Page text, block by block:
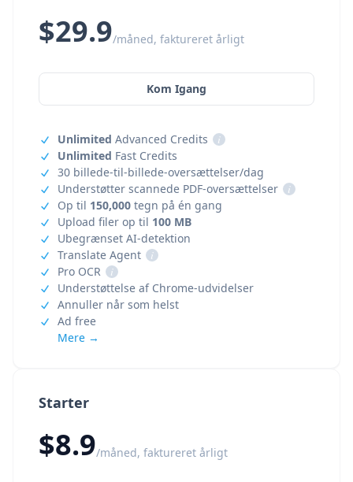
Starter
$8.9/måned, faktureret årligt
$29.9/måned, faktureret årligt
Kom Igang
Unlimited Advanced Credits
i
Unlimited Fast Credits
30 billede-til-billede-oversættelser/dag
Understøtter scannede PDF-oversættelser
i
Op til 150,000 tegn på én gang
Upload filer op til 100 MB
Ubegrænset AI-detektion
Translate Agent
i
Pro OCR
i
Understøttelse af Chrome-udvidelser
Annuller når som helst
Ad free
Mere →